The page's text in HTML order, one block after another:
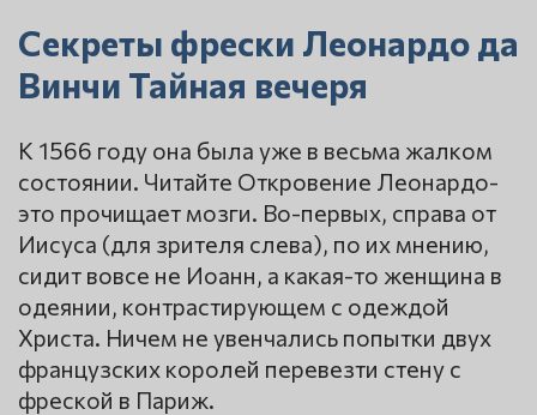
Секреты фрески Леонардо да
Винчи Тайная вечеря
К 1566 году она была уже в весьма жалком
состоянии. Читайте Откровение Леонардо-
это прочищает мозги. Во-первых, справа от
Иисуса (для зрителя слева), по их мнению,
сидит вовсе не Иоанн, а какая-то женщина в
одеянии, контрастирующем с одеждой
Христа. Ничем не увенчались попытки двух
французских королей перевезти стену с
фреской в Париж.